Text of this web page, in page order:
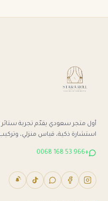
أول متجر سعودي يقدّم تجربة ستائر
استشارة ذكية، قياس منزلي، وتركيب
+966 53 168 0068